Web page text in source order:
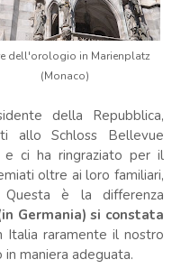
dell'orologio in Marienplatz
(Monaco)
della Repubblica,
allo Schloss Bellevue
e ci ha ringraziato per il
oltre ai loro familiari,
è la differenza
Germania) si constata
Italia raramente il nostro
maniera adeguata.